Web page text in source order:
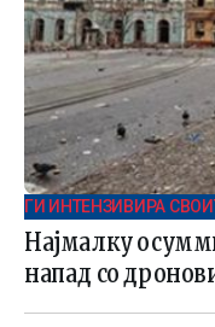
ГИ ИНТЕНЗИВИРА
Најмалку
напад со